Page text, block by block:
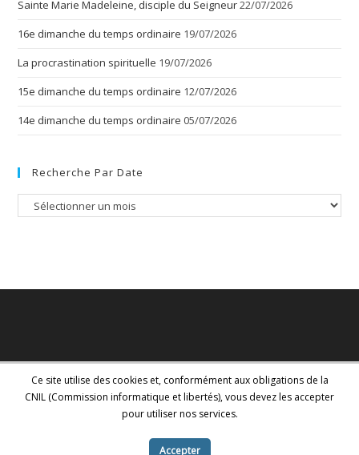
Sainte Marie Madeleine, disciple du Seigneur22/07/2026
16e dimanche du temps ordinaire 19/07/2026
La procrastination spirituelle 19/07/2026
15e dimanche du temps ordinaire 12/07/2026
14e dimanche du temps ordinaire 05/07/2026
Recherche Par Date
Recherche
Ce site utilise des cookies et, conformément aux obligations de la
CNIL (Commission informatique et libertés), vous devez les accepter
pour utiliser nos services.
Accepter